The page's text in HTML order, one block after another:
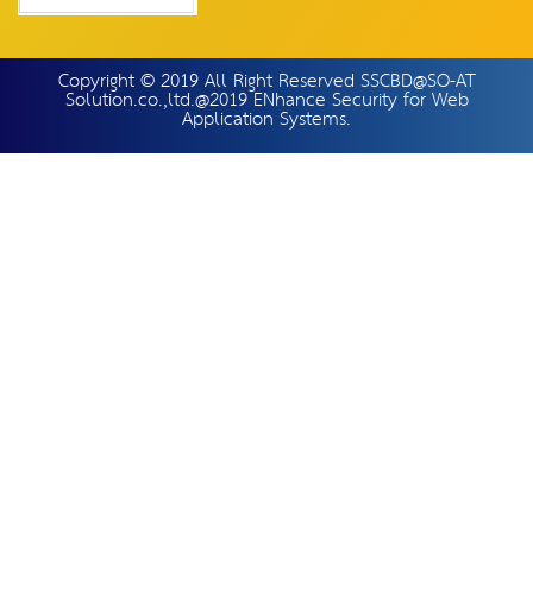
Copyright © 2019 All Right Reserved SSCBD@SO-AT
Solution.co.,ltd.@2019 ENhance Security for Web
Application Systems.